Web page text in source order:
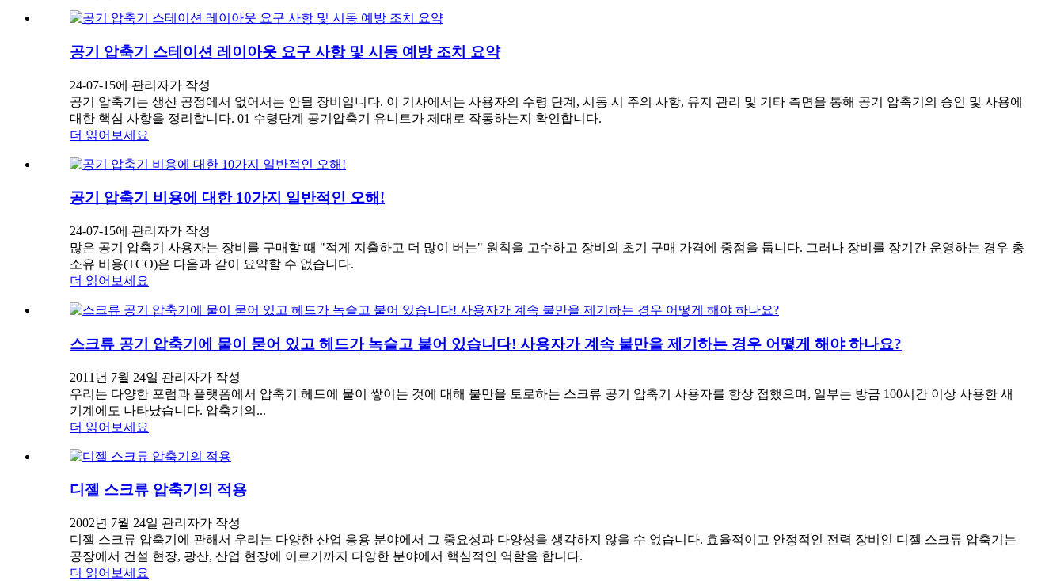
공기 압축기 스테이션 레이아웃 요구 사항 및 시동 예방 조치 요약
24-07-15에 관리자가 작성
공기 압축기는 생산 공정에서 없어서는 안될 장비입니다. 이 기사에서는 사용자의 수령 단계, 시동 시 주의 사항, 유지 관리 및 기타 측면을 통해 공기 압축기의 승인 및 사용에
대한 핵심 사항을 정리합니다. 01 수령단계 공기압축기 유니트가 제대로 작동하는지 확인합니다.
더 읽어보세요
공기 압축기 비용에 대한 10가지 일반적인 오해!
24-07-15에 관리자가 작성
많은 공기 압축기 사용자는 장비를 구매할 때 "적게 지출하고 더 많이 버는" 원칙을 고수하고 장비의 초기 구매 가격에 중점을 둡니다. 그러나 장비를 장기간 운영하는 경우 총
소유 비용(TCO)은 다음과 같이 요약할 수 없습니다.
더 읽어보세요
스크류 공기 압축기에 물이 묻어 있고 헤드가 녹슬고 붙어 있습니다! 사용자가 계속 불만을 제기하는 경우 어떻게 해야 하나요?
2011년 7월 24일 관리자가 작성
우리는 다양한 포럼과 플랫폼에서 압축기 헤드에 물이 쌓이는 것에 대해 불만을 토로하는 스크류 공기 압축기 사용자를 항상 접했으며, 일부는 방금 100시간 이상 사용한 새
기계에도 나타났습니다. 압축기의...
더 읽어보세요
디젤 스크류 압축기의 적용
2002년 7월 24일 관리자가 작성
디젤 스크류 압축기에 관해서 우리는 다양한 산업 응용 분야에서 그 중요성과 다양성을 생각하지 않을 수 없습니다. 효율적이고 안정적인 전력 장비인 디젤 스크류 압축기는
공장에서 건설 현장, 광산, 산업 현장에 이르기까지 다양한 분야에서 핵심적인 역할을 합니다.
더 읽어보세요